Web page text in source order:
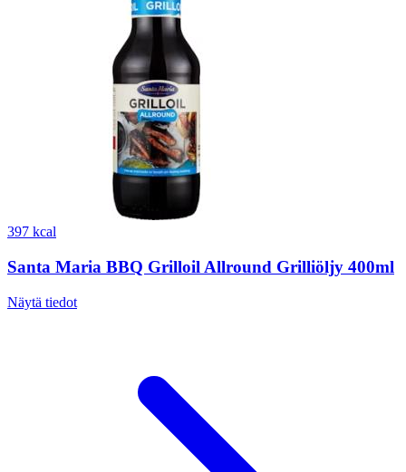
397 kcal
Santa Maria BBQ Grilloil Allround Grilliöljy 400ml
Näytä tiedot